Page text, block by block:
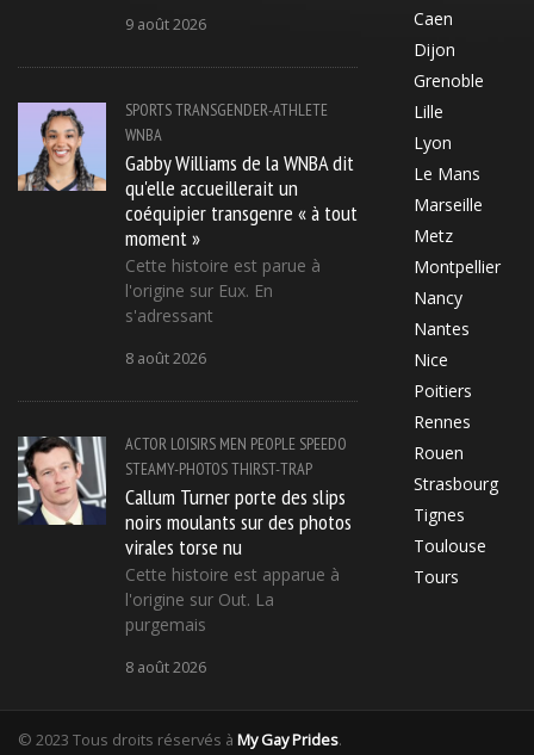
9 août 2026
SPORTSTRANSGENDER-ATHLETE
WNBA
Gabby Williams de la WNBA dit
qu'elle accueillerait un
coéquipier transgenre « à tout
moment »
Cette histoire est parue à
l'origine sur Eux. En
s'adressant
8 août 2026
ACTOR LOISIRS MEN PEOPLE SPEEDO
STEAMY-PHOTOSTHIRST-TRAP
Callum Turner porte des slips
noirs moulants sur des photos
virales torse nu
Cette histoire est apparue à
l'origine sur Out. La
purgemais
8 août 2026
Caen
Dijon
Grenoble
Lille
Lyon
Le Mans
Marseille
Metz
Montpellier
Nancy
Nantes
Nice
Poitiers
Rennes
Rouen
Strasbourg
Tignes
Toulouse
Tours
© 2023 Tous droits réservés à My Gay Prides.